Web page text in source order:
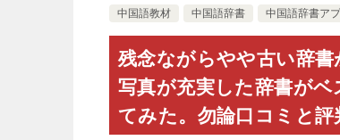
中国語教材
中国語辞書 中国語辞書ア
残念ながらやや古い辞
写真が充実した辞書が
てみた。勿論口コミと評